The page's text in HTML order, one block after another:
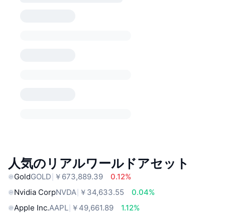
人気のリアルワールドアセット
GoldGOLD ￥673,889.39
0.12%
Nvidia CorpNVDA ￥34,633.55
0.04%
Apple Inc.AAPL ￥49,661.89
1.12%